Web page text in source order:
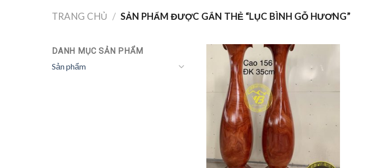
TRANG CHỦ / SẢN PHẨM ĐƯỢC GẮN THẺ “LỤC BÌNH GỖ HƯƠNG”
DANH MỤC SẢN PHẨM
Sản phẩm